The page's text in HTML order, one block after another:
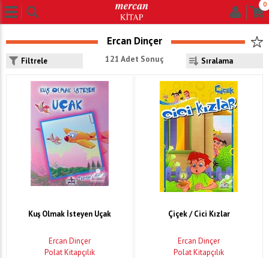
0
Ercan Dinçer
Filtrele 121 Adet Sonuç
Kuş Olmak İsteyen Uçak
Ercan Dinçer
Polat Kitapçılık
Çiçek / Cici Kızlar
Ercan Dinçer
Polat Kitapçılık